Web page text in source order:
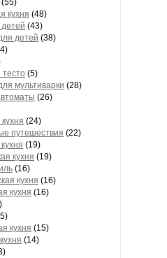
(55)
кухня (48)
(43)
детей (38)
(5)
мультиварки (28)
(26)
(24)
путешествия (22)
(19)
кухня (19)
(16)
кухня (16)
кухня (16)
кухня (15)
(14)